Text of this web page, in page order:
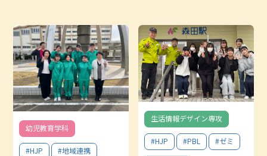
幼児教育学科
#HJP #地域連携
生活情報デザイン専攻
#HJP #PBL #ゼミ